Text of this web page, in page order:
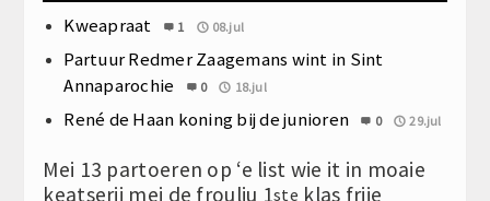
Kweapraat 1 08.jul
Partuur Redmer Zaagemans wint in Sint
Annaparochie
0 18.jul
René de Haan koning bij de junioren 0 29.jul
Mei 13 partoeren op ‘e list wie it in moaie
keatserij mei de froulju 1ste klas frije